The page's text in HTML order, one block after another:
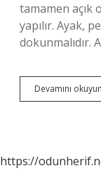
tamamen açık
yapılır. Ayak,
dokunmalıdır.
Devamını okuyun
https://